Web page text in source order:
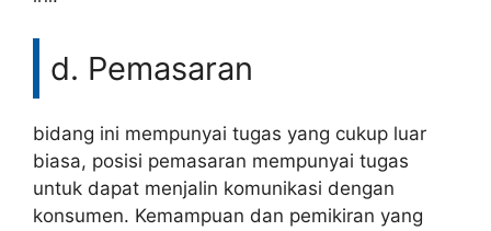
d. Pemasaran
bidang ini mempunyai tugas yang cukup luar
biasa, posisi pemasaran mempunyai tugas
untuk dapat menjalin komunikasi dengan
konsumen. Kemampuan dan pemikiran yang